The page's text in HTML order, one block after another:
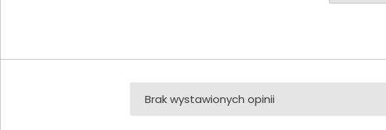
Brak wystawionych opinii